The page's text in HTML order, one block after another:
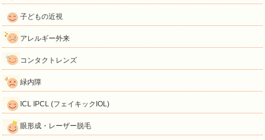
子どもの近視
アレルギー外来
コンタクトレンズ
緑内障
ICL IPCL (フェイキックIOL)
眼形成・レーザー脱毛